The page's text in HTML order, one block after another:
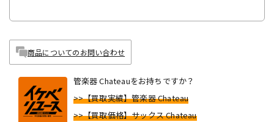
商品についてのお問い合わせ
管楽器 Chateauをお持ちですか？
>>【買取実績】管楽器 Chateau
>>【買取価格】サックス Chateau